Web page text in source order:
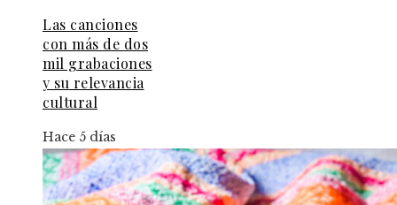
Las canciones
con más de dos
mil grabaciones
y su relevancia
cultural
Hace 5 días